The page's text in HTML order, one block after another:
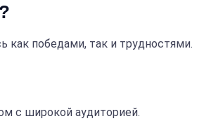
как победами, так и трудностями.
с широкой аудиторией.